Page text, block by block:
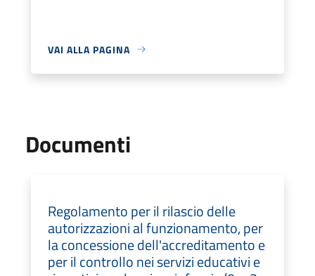
VAI ALLA PAGINA
Documenti
Regolamento per il rilascio delle
autorizzazioni al funzionamento, per
la concessione dell'accreditamento e
per il controllo nei servizi educativi e